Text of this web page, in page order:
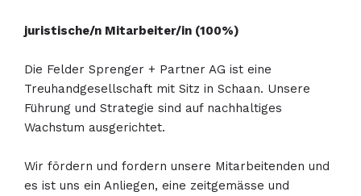
juristische/n Mitarbeiter/in (100%)
Die Felder Sprenger + Partner AG ist eine
Treuhandgesellschaft mit Sitz in Schaan. Unsere
Führung und Strategie sind auf nachhaltiges
Wachstum ausgerichtet.
Wir fördern und fordern unsere Mitarbeitenden und
es ist uns ein Anliegen, eine zeitgemässe und